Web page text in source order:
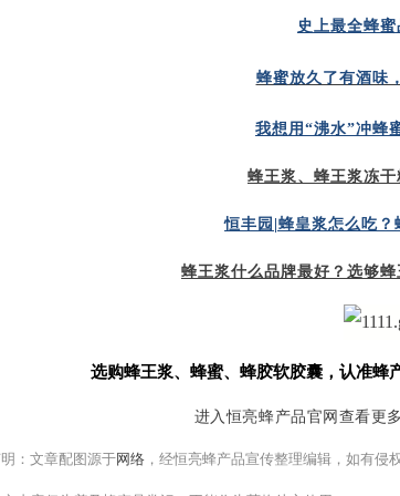
史上最全蜂
蜂蜜放久了有酒味
我想用“沸水”冲蜂
蜂王浆、蜂王浆冻干
恒丰园|蜂皇浆怎么吃？
蜂王浆什么品牌最好？选够蜂
选购蜂王浆、 蜂蜜、 蜂胶软胶囊，认准蜂
进入恒亮蜂产品官网查看更
：文章配图源于网络 ，经恒亮蜂产品宣传整理编辑，如有侵